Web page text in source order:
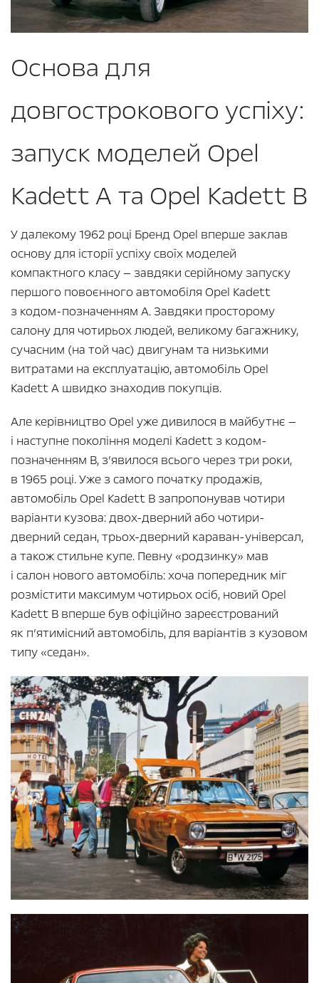
Основа для
довгострокового успіху:
запуск моделей Opel
Kadett A та Opel Kadett B
У далекому 1962 році Бренд Opel вперше заклав
основу для історії успіху своїх моделей
компактного класу — завдяки серійному запуску
першого повоєнного автомобіля Opel Kadett
з кодом-позначенням A. Завдяки просторому
салону для чотирьох людей, великому багажнику,
сучасним (на той час) двигунам та низькими
витратами на експлуатацію, автомобіль Opel
Kadett A швидко знаходив покупців.
Але керівництво Opel уже дивилося в майбутнє —
і наступне покоління моделі Kadett з кодом-
позначенням В, з’явилося всього через три роки,
в 1965 році. Уже з самого початку продажів,
автомобіль Opel Kadett B запропонував чотири
варіанти кузова: двох-дверний або чотири-
дверний седан, трьох-дверний караван-універсал,
а також стильне купе. Певну «родзинку» мав
і салон нового автомобіль: хоча попередник міг
розмістити максимум чотирьох осіб, новий Opel
Kadett B вперше був офіційно зареєстрований
як п’ятимісний автомобіль, для варіантів з кузовом
типу «седан».